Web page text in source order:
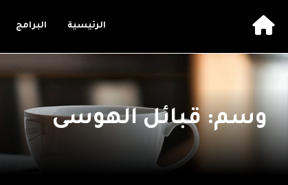
الرئيسية البرامج
وسم: قبائل الهوسى